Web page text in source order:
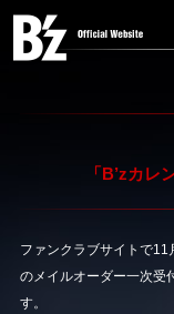
「B’zカレ
ファンクラブサイトで
のメイルオーダー一次受
す。